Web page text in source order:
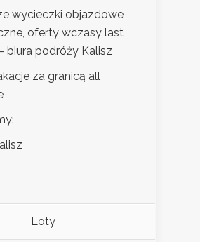
wycieczki objazdowe
oferty wczasy last
biura podróży Kalisz
za granicą all
Loty